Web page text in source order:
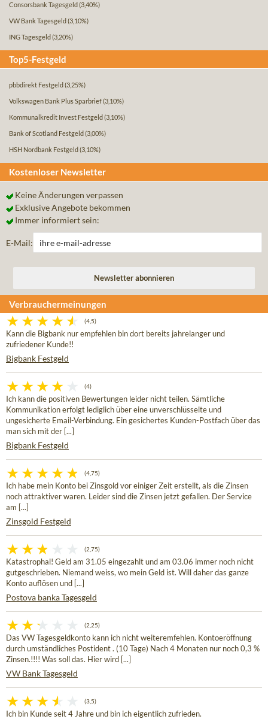
Consorsbank Tagesgeld (3,40%)
VW Bank Tagesgeld (3,10%)
ING Tagesgeld (3,20%)
Top5-Festgeld
pbbdirekt Festgeld (3,25%)
Volkswagen Bank Plus Sparbrief(3,10%)
Kommunalkredit Invest Festgeld (3,10%)
Bank of Scotland Festgeld (3,00%)
HSH Nordbank Festgeld (3,10%)
Kostenloser Newsletter
Keine Änderungen verpassen
Exklusive Angebote bekommen
Immer informiert sein:
E-Mail:
Verbrauchermeinungen
(4,5)
Kann die Bigbank nur empfehlen bin dort bereits jahrelanger und
zufriedener Kunde!!
Bigbank Festgeld
(4)
Ich kann die positiven Bewertungen leider nicht teilen. Sämtliche
Kommunikation erfolgt lediglich über eine unverschlüsselte und
ungesicherte Email-Verbindung. Ein gesichertes Kunden-Postfach über das
man sich mit der [...]
Bigbank Festgeld
(4,75)
Ich habe mein Konto bei Zinsgold vor einiger Zeit erstellt, als die Zinsen
noch attraktiver waren. Leider sind die Zinsen jetzt gefallen. Der Service
am [...]
Zinsgold Festgeld
(2,75)
Katastrophal! Geld am 31.05 eingezahlt und am 03.06 immer noch nicht
gutgeschrieben. Niemand weiss, wo mein Geld ist. Will daher das ganze
Konto auflösen und [...]
Postova banka Tagesgeld
(2,25)
Das VW Tagesgeldkonto kann ich nicht weiteremfehlen. Kontoeröffnung
durch umständliches Postident . (10 Tage) Nach 4 Monaten nur noch 0,3 %
Zinsen.!!!! Was soll das. Hier wird [...]
VW Bank Tagesgeld
(3,5)
Ich bin Kunde seit 4 Jahre und bin ich eigentlich zufrieden.